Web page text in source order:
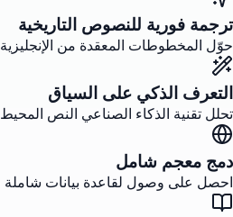
ترجمة فورية للنصوص التاريخية
حوّل المخطوطات المعقدة من
التعرف الذكي على السياق
تحلل تقنية الذكاء الصناعي النص المحيط
دمج معجم شامل
احصل على وصول لقاعدة بيانات شاملة من